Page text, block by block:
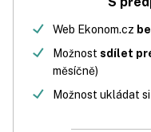
Web Ekonom.cz
Možnost sdílet
měsíčně)
Možnost ukládat